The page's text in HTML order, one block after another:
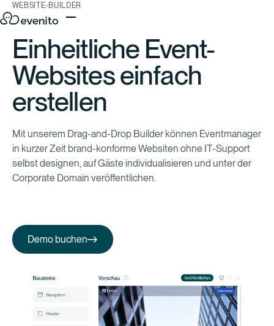
WEBSITE-BUILDER
Einheitliche Event-
Websites einfach
erstellen
Mit unserem Drag-and-Drop Builder können Eventmanager
in kurzer Zeit brand-konforme Websiten ohne IT-Support
selbst designen, auf Gäste individualisieren und unter der
Corporate Domain veröffentlichen.
Demo buchen
Demo buchen